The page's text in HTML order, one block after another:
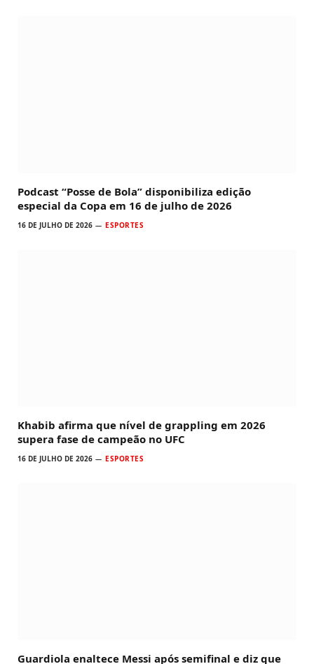
Podcast “Posse de Bola” disponibiliza edição
especial da Copa em 16 de julho de 2026
16 DE JULHO DE 2026 ESPORTES
Khabib afirma que nível de grappling em 2026
supera fase de campeão no UFC
16 DE JULHO DE 2026 ESPORTES
Guardiola enaltece Messi após semifinal e diz que